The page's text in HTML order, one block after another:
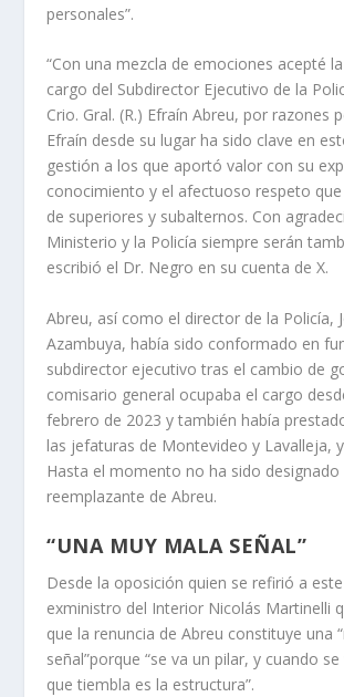
personales”.
“Con una mezcla de emociones acepté
cargo del Subdirector Ejecutivo de la
Crio. Gral. (R.) Efraín Abreu, por razones
Efraín desde su lugar ha sido clave en
gestión a los que aportó valor con su
conocimiento y el afectuoso respeto
de superiores y subalternos. Con
Ministerio y la Policía siempre serán
escribió el Dr. Negro en su cuenta de X.
Abreu, así como el director de la Policía,
Azambuya, había sido conformado en
subdirector ejecutivo tras el cambio de
comisario general ocupaba el cargo
febrero de 2023 y también había
las jefaturas de Montevideo y Lavalleja,
Hasta el momento no ha sido designado
reemplazante de Abreu.
“UNA MUY MALA SEÑAL”
Desde la oposición quien se refirió a
exministro del Interior Nicolás Martinelli
que la renuncia de Abreu constituye una
señal”porque “se va un pilar, y cuando
que tiembla es la estructura”.